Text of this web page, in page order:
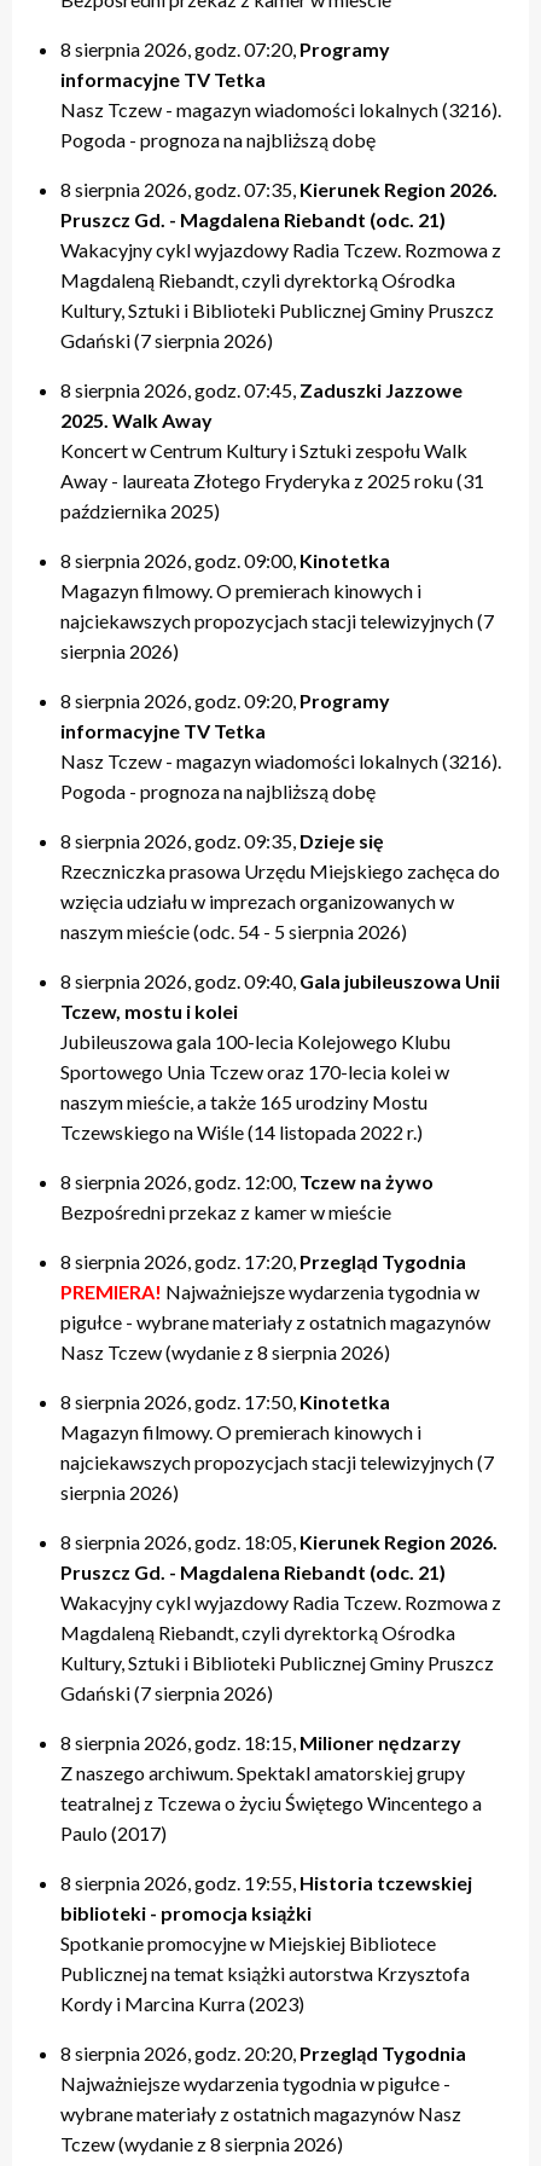
20:00 – relacje
21:40 – Pytania do Prezydenta / Pytania do Starosty
22:00 – relacje
20:00 – relacje
21:40 – Opinie w Radiu Tczew
22:00 – relacje
19:40 – Kulturalne pogaduszki / Fabryczne Pogaduszki
20:00 – relacje
21:20 – Nasz Tczew, Pogoda
21:40 – KinoteTka
21:50 – Kulturalne pogaduszki / Fabryczne Pogaduszki
22:00 – relacje
19:50 – relacje
21:40 – Tczew Mówi
21:50 – relacje
17:40 – Powtórki programów z tygodnia
20:40 – relacje tygodnia
8 sierpnia 2026, godz. 07:20, Programy
informacyjne TV Tetka
Nasz Tczew - magazyn wiadomości lokalnych (3216).
Pogoda - prognoza na najbliższą dobę
8 sierpnia 2026, godz. 07:35, Kierunek Region 2026.
Pruszcz Gd. - Magdalena Riebandt (odc. 21)
Wakacyjny cykl wyjazdowy Radia Tczew. Rozmowa z
Magdaleną Riebandt, czyli dyrektorką Ośrodka
Kultury, Sztuki i Biblioteki Publicznej Gminy Pruszcz
Gdański (7 sierpnia 2026)
8 sierpnia 2026, godz. 07:45, Zaduszki Jazzowe
2025. Walk Away
Koncert w Centrum Kultury i Sztuki zespołu Walk
Away - laureata Złotego Fryderyka z 2025 roku (31
października 2025)
8 sierpnia 2026, godz. 09:00, Kinotetka
Magazyn filmowy. O premierach kinowych i
najciekawszych propozycjach stacji telewizyjnych (7
sierpnia 2026)
8 sierpnia 2026, godz. 09:20, Programy
informacyjne TV Tetka
Nasz Tczew - magazyn wiadomości lokalnych (3216).
Pogoda - prognoza na najbliższą dobę
8 sierpnia 2026, godz. 09:35, Dzieje się
Rzeczniczka prasowa Urzędu Miejskiego zachęca do
wzięcia udziału w imprezach organizowanych w
naszym mieście (odc. 54 - 5 sierpnia 2026)
8 sierpnia 2026, godz. 09:40, Gala jubileuszowa Unii
Tczew, mostu i kolei
Jubileuszowa gala 100-lecia Kolejowego Klubu
Sportowego Unia Tczew oraz 170-lecia kolei w
naszym mieście, a także 165 urodziny Mostu
Tczewskiego na Wiśle (14 listopada 2022 r.)
8 sierpnia 2026, godz. 12:00, Tczew na żywo
Bezpośredni przekaz z kamer w mieście
8 sierpnia 2026, godz. 17:20, Przegląd Tygodnia
PREMIERA! Najważniejsze wydarzenia tygodnia w
pigułce - wybrane materiały z ostatnich magazynów
Nasz Tczew (wydanie z 8 sierpnia 2026)
8 sierpnia 2026, godz. 17:50, Kinotetka
Magazyn filmowy. O premierach kinowych i
najciekawszych propozycjach stacji telewizyjnych (7
sierpnia 2026)
8 sierpnia 2026, godz. 18:05, Kierunek Region 2026.
Pruszcz Gd. - Magdalena Riebandt (odc. 21)
Wakacyjny cykl wyjazdowy Radia Tczew. Rozmowa z
Magdaleną Riebandt, czyli dyrektorką Ośrodka
Kultury, Sztuki i Biblioteki Publicznej Gminy Pruszcz
Gdański (7 sierpnia 2026)
8 sierpnia 2026, godz. 18:15, Milioner nędzarzy
Z naszego archiwum. Spektakl amatorskiej grupy
teatralnej z Tczewa o życiu Świętego Wincentego a
Paulo (2017)
8 sierpnia 2026, godz. 19:55, Historia tczewskiej
biblioteki - promocja książki
Spotkanie promocyjne w Miejskiej Bibliotece
Publicznej na temat książki autorstwa Krzysztofa
Kordy i Marcina Kurra (2023)
8 sierpnia 2026, godz. 20:20, Przegląd Tygodnia
Najważniejsze wydarzenia tygodnia w pigułce -
wybrane materiały z ostatnich magazynów Nasz
Tczew (wydanie z 8 sierpnia 2026)